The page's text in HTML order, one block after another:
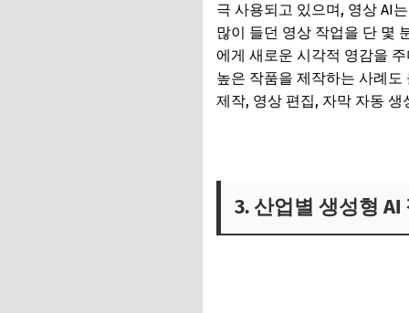
극 사용되고 있으며, 영상 AI
많이 들던 영상 작업을 단 몇
에게 새로운 시각적 영감을
높은 작품을 제작하는 사례도
제작, 영상 편집, 자막 자동
3. 산업별 생성형 AI